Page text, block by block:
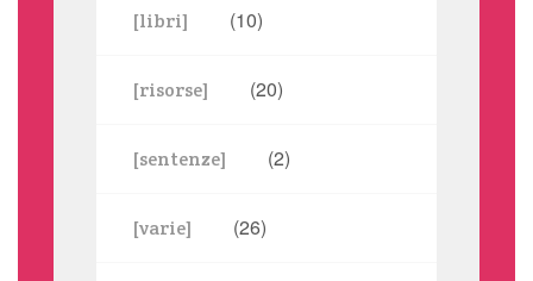
[libri] (10)
[risorse] (20)
[sentenze] (2)
[varie] (26)